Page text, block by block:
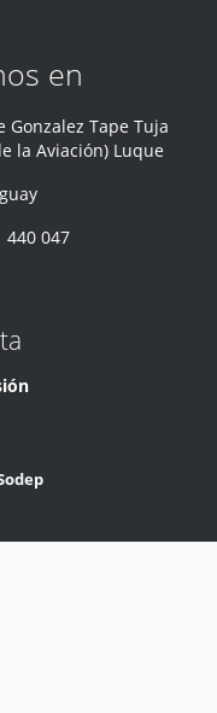
en
Gonzalez Tape Tuja
la Aviación) Luque
440 047